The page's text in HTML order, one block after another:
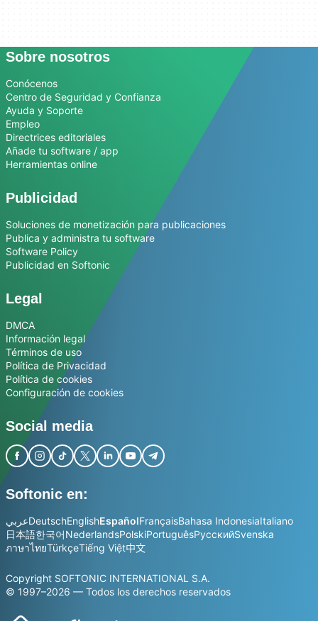
Sobre nosotros
Conócenos
Centro de Seguridad y Confianza
Ayuda y Soporte
Empleo
Directrices editoriales
Añade tu software / app
Herramientas online
Publicidad
Soluciones de monetización para publicaciones
Publica y administra tu software
Software Policy
Publicidad en Softonic
Legal
DMCA
Información legal
Términos de uso
Política de Privacidad
Política de cookies
Configuración de cookies
Social media
Softonic en:
عربيDeutschEnglishEspañolFrançaisBahasa IndonesiaItaliano
日本語한국어NederlandsPolskiPortuguêsРусскийSvenska
ภาษาไทยTürkçeTiếng Việt中文
Copyright SOFTONIC INTERNATIONAL S.A.
© 1997–2026 — Todos los derechos reservados